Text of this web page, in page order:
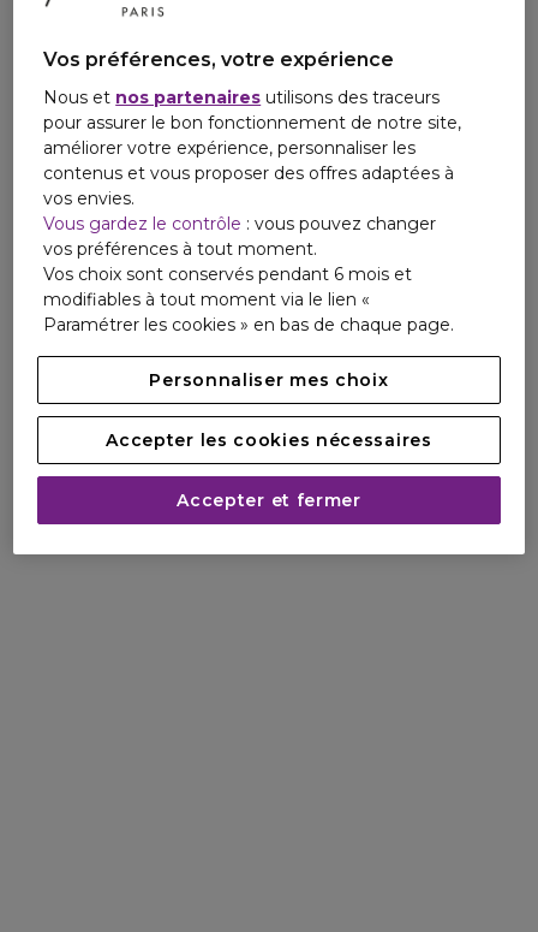
Vos préférences, votre expérience
Nous et nos partenaires utilisons des traceurs
pour assurer le bon fonctionnement de notre site,
améliorer votre expérience, personnaliser les
contenus et vous proposer des offres adaptées à
vos envies.
Vous gardez le contrôle : vous pouvez changer
vos préférences à tout moment.
Vos choix sont conservés pendant 6 mois et
modifiables à tout moment via le lien «
Paramétrer les cookies » en bas de chaque page.
Personnaliser mes choix
Accepter les cookies nécessaires
Accepter et fermer